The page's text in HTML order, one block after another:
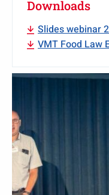
Downloads
Slides webinar
VMT Food Law